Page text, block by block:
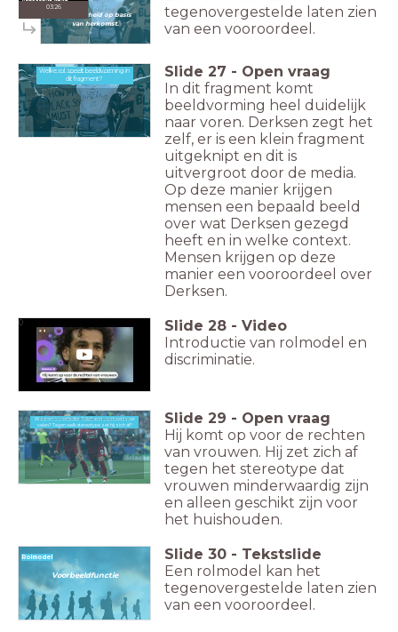
03:26
Onderscheid op basis
van herkomst.
tegenovergestelde laten zien
van een vooroordeel.
Welke rol speelt beeldvorming in dit fragment?
Welke rol speelt beeldvorming in
dit fragment?
Slide 27 - Open vraag
In dit fragment komt
beeldvorming heel duidelijk
naar voren. Derksen zegt het
zelf, er is een klein fragment
uitgeknipt en dit is
uitvergroot door de media.
Op deze manier krijgen
mensen een bepaald beeld
over wat Derksen gezegd
heeft en in welke context.
Mensen krijgen op deze
manier een vooroordeel over
Derksen.
0 Slide 28 - Video
Introductie van rolmodel en
discriminatie.
Waarom is voetballer Salah een rolmodel? Tegen welk stereotype zet hij zich af?
Waarom is voetballer Salah een voorbeeld voor
velen? Tegen welk stereotype zet hij zich af?
Slide 29 - Open vraag
Hij komt op voor de rechten
van vrouwen. Hij zet zich af
tegen het stereotype dat
vrouwen minderwaardig zijn
en alleen geschikt zijn voor
het huishouden.
Rolmodel
Voorbeeldfunctie
Slide 30 - Tekstslide
Een rolmodel kan het
tegenovergestelde laten zien
van een vooroordeel.